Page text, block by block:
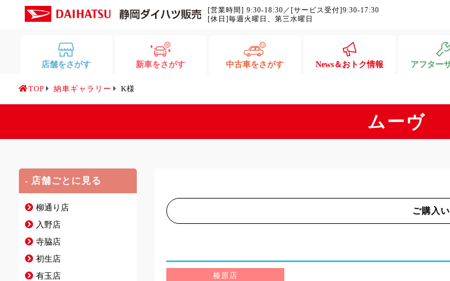
[営業時間] 9:30-18:30／[サービス受付]9:30-17:30
[休日]毎週火曜日、第三水曜日
店舗をさがす 新車をさがす 中古車をさがす News＆おトク情報 アフター
TOP 納車ギャラリー K様
ムーヴ
- 店舗ごとに見る
柳通り店
入野店
寺脇店
初生店
有玉店
ご購入
榛原店